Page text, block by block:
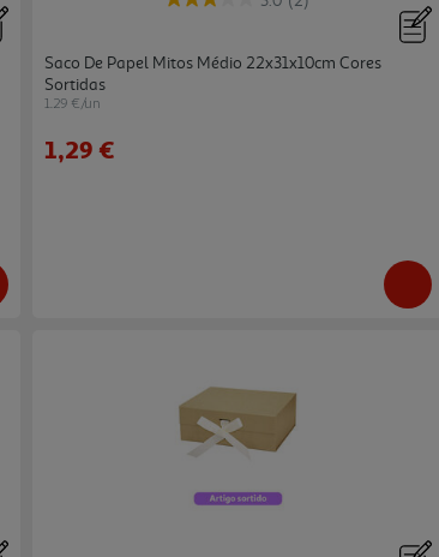
Saco De Papel Mitos Médio 22x31x10cm Cores
Sortidas
1.29 €/un
1,29 €